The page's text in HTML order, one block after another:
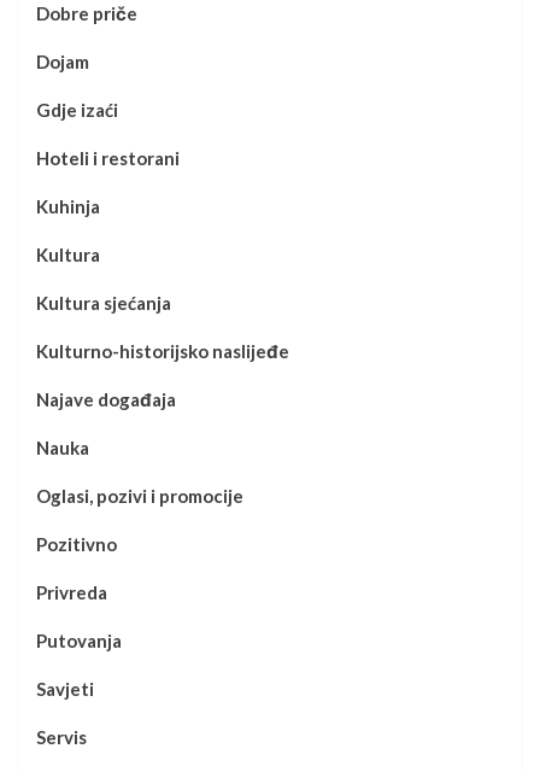
Dobre priče
Dojam
Gdje izaći
Hoteli i restorani
Kuhinja
Kultura
Kultura sjećanja
Kulturno-historijsko naslijeđe
Najave događaja
Nauka
Oglasi, pozivi i promocije
Pozitivno
Privreda
Putovanja
Savjeti
Servis